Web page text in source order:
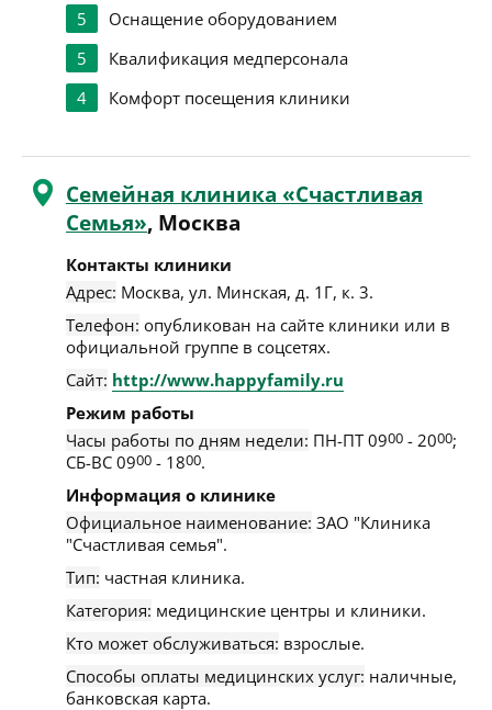
5
Оснащение оборудованием
5
Квалификация медперсонала
4
Комфорт посещения клиники
Семейная клиника «Счастливая
Семья», Москва
Контакты клиники
Адрес: Москва, ул. Минская, д. 1Г, к. 3.
Телефон: опубликован на сайте клиники или в
официальной группе в соцсетях.
Сайт: http://www.happyfamily.ru
Режим работы
Часы работы по дням недели: ПН-ПТ 0900 - 2000;
СБ-ВС 0900 - 1800.
Информация о клинике
Официальное наименование: ЗАО "Клиника
"Счастливая семья".
Тип: частная клиника.
Категория: медицинские центры и клиники.
Кто может обслуживаться: взрослые.
Способы оплаты медицинских услуг: наличные,
банковская карта.